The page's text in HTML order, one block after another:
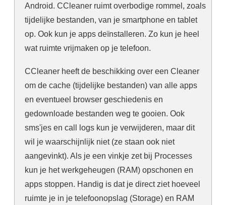
Android. CCleaner ruimt overbodige rommel, zoals
tijdelijke bestanden, van je smartphone en tablet
op. Ook kun je apps deïnstalleren. Zo kun je heel
wat ruimte vrijmaken op je telefoon.
CCleaner heeft de beschikking over een Cleaner
om de cache (tijdelijke bestanden) van alle apps
en eventueel browser geschiedenis en
gedownloade bestanden weg te gooien. Ook
sms'jes en call logs kun je verwijderen, maar dit
wil je waarschijnlijk niet (ze staan ook niet
aangevinkt). Als je een vinkje zet bij Processes
kun je het werkgeheugen (RAM) opschonen en
apps stoppen. Handig is dat je direct ziet hoeveel
ruimte je in je telefoonopslag (Storage) en RAM